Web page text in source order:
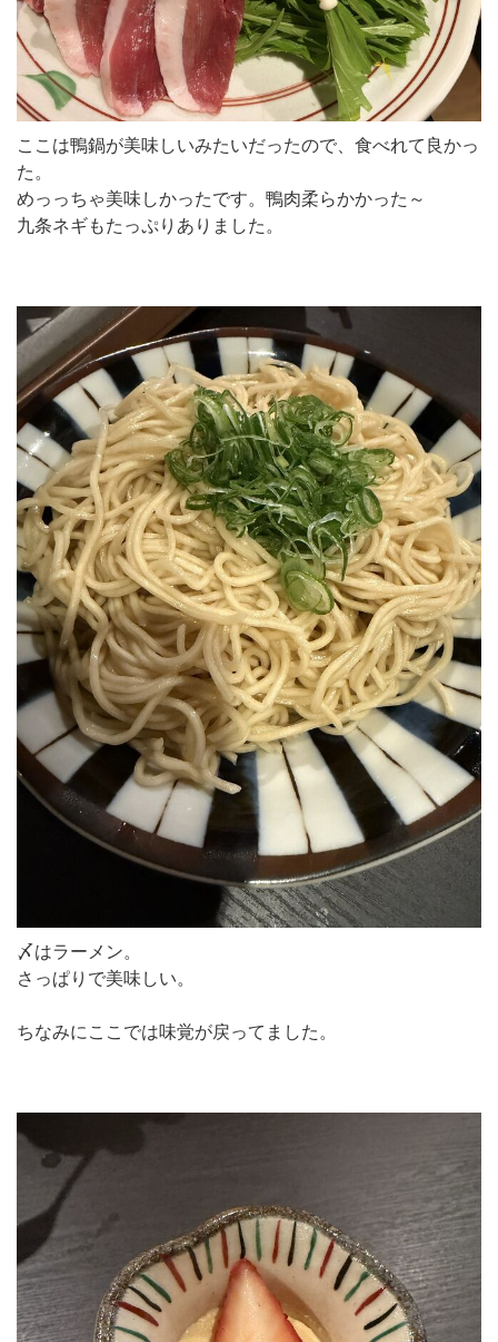
ここは鴨鍋が美味しいみたいだったので、食べれて良かっ
た。
めっっちゃ美味しかったです。鴨肉柔らかかった～
九条ネギもたっぷりありました。
〆はラーメン。
さっぱりで美味しい。
ちなみにここでは味覚が戻ってました。